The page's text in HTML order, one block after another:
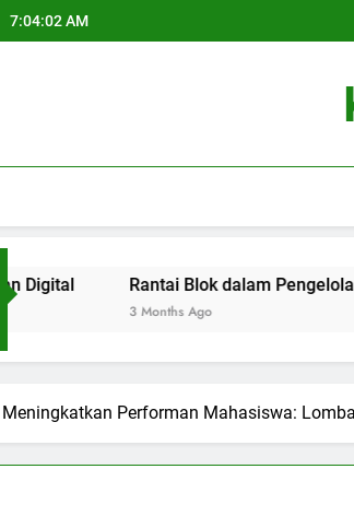
7:04:02 AM
Rantai Blok dalam Pengelolaan Arsip
3 Months Ago
Meningkatkan Performan Mahasiswa: